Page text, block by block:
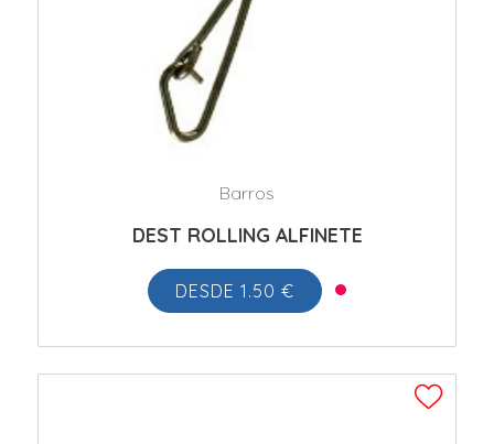
Barros
DEST ROLLING ALFINETE
DESDE 1.50 €